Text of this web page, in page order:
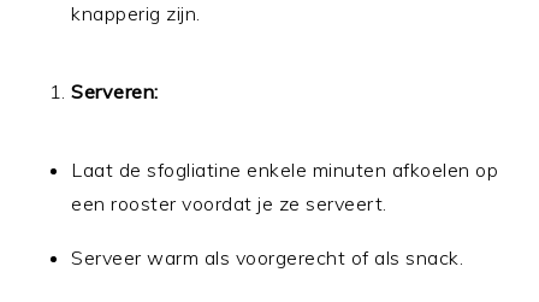
knapperig zijn.
Serveren:
Laat de sfogliatine enkele minuten afkoelen op
een rooster voordat je ze serveert.
Serveer warm als voorgerecht of als snack.